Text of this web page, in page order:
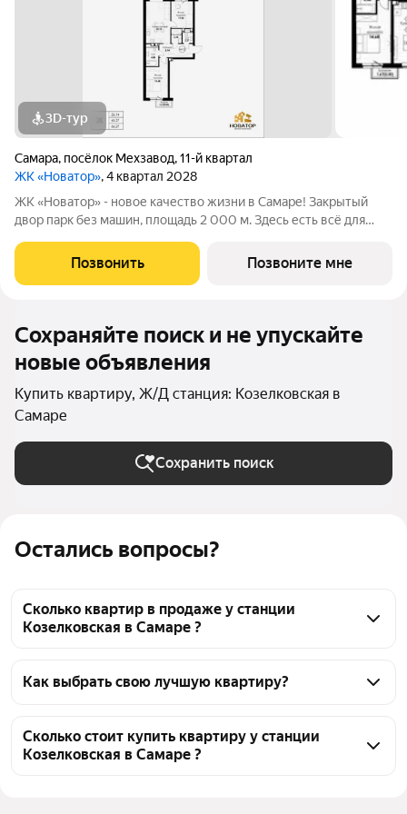
Остались вопросы?
Сколько квартир в продаже у станции
Козелковская в Самаре ?
Козелковская в Самаре 587 квартир, из них 16
Как выбрать свою лучшую квартиру?
воспользуйтесь тепловой картой для оценки
инфраструктуры и транспортной доступности в
Сколько стоит купить квартиру у станции
Козелковская в Самаре ?
3D-тур
Самара, посёлок Мехзавод,11-й квартал
ЖК «Новатор», 4 квартал 2028
ЖК «Новатор» - новое качество жизни в Самаре! Закрытый
двор парк без машин, площадь 2 000 м. Здесь есть всё для
спортивные зоны ландшафтное озеленение Безопасность на
высшем уровне: система
Позвонить Позвоните мне
Сохраняйте поиск и не упускайте
новые объявления
Купить квартиру, Ж/Д станция: Козелковская в
Самаре
Сохранить поиск